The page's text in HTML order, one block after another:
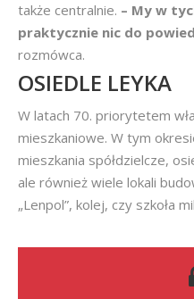
także centralnie. – My w
praktycznie nic do
rozmówca.
OSIEDLE LEYKA
W latach 70. priorytetem
mieszkaniowe. W tym
mieszkania spółdzielcze,
ale również wiele lokali
„Lenpol”, kolej, czy szkoła